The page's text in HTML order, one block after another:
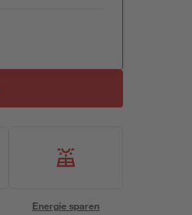
Energie sparen